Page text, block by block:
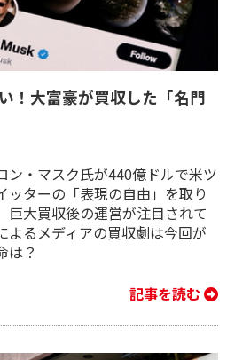
！大富豪が買収した「名門
ン・マスク氏が440億ドルで米ツ
ッターの「表現の自由」を取り
巨大買収後の運営が注目されて
よるメディアの買収劇は今回が
は？
記事を読む